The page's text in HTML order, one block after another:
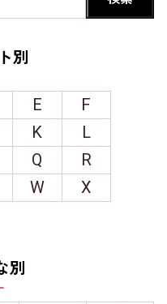
別
E
F
K
L
Q
R
W
X
別